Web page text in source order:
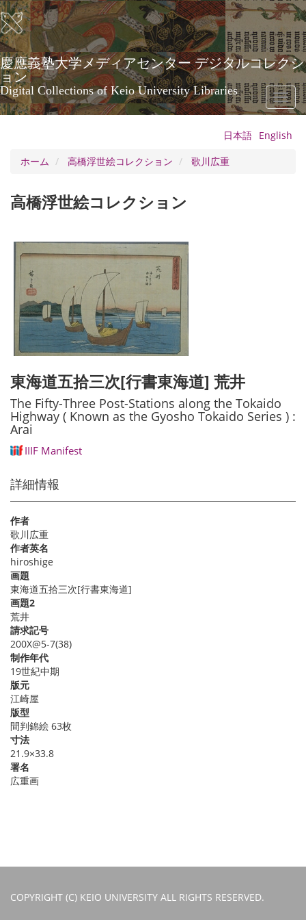
メ
イ
ン
コ
ン
テ
ン
ツ
に
慶應義塾大学メディアセンター デジタルコレクシ
ョン
Digital Collections of Keio University Libraries
Toggle
日本語 English
ホーム
高橋浮世絵コレクション 歌川広重
高橋浮世絵コレクション
東海道五拾三次[行書東海道] 荒井
The Fifty-Three Post-Stations along the Tokaido
Highway ( Known as the Gyosho Tokaido Series ) :
Arai
IIIF Manifest
詳細情報
作者
歌川広重
作者英名
hiroshige
画題
東海道五拾三次[行書東海道]
画題2
荒井
請求記号
200X@5-7(38)
制作年代
19世紀中期
版元
江崎屋
版型
間判錦絵 63枚
寸法
21.9×33.8
署名
広重画
COPYRIGHT (C) KEIO UNIVERSITY ALL RIGHTS RESERVED.